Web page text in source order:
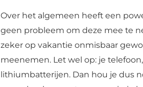
Over het algemeen heeft een
geen probleem om deze mee te
zeker op vakantie onmisbaar
meenemen. Let wel op: je
lithiumbatterijen. Dan hou je dus